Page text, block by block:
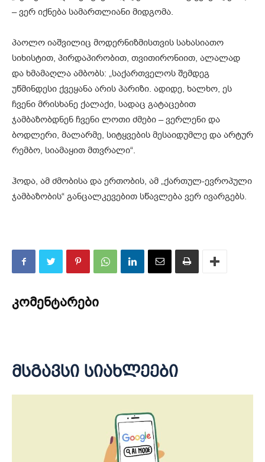
– ვერ იქნება სამართლიანი მიდგომა.
პაოლო იაშვილიც მოდერნიზმისთვის სახასიათო
სიხისტით, პირდაპირობით, თვითირონიით, ალალად
და ხმამაღლა ამბობს: „საქართველოს შემდეგ
უწმინდესი ქვეყანა არის პარიზი. ადიდე, ხალხო, ეს
ჩვენი მრისხანე ქალაქი, სადაც გატაცებით
ჯამბაზობდნენ ჩვენი ლოთი ძმები – ვერლენი და
ბოდლერი, მალარმე, სიტყვების მესაიდუმლე და არტურ
რემბო, სიამაყით მთვრალი“.
ჰოდა, ამ ძმობისა და ერთობის, ამ „ქართულ-ევროპული
ჯამბაზობის“ განცალკევებით სწავლება ვერ ივარგებს.
კომენტარები
მსგავსი სიახლეები